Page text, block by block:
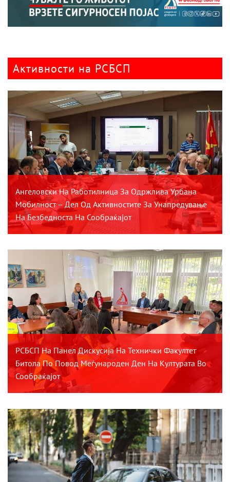
Активности на РСБСП
Ангеловски На Работилница За Одржлива Урбана
Мобилност – Дел Од Активностите За Унапредување
На Безбедноста На Сообраќајот
РСБСП На Панел Дискусија На Технички Факултет
Битола По Повод Меѓународен Ден На Културата Во
Сообраќајот